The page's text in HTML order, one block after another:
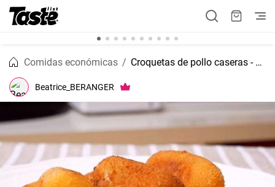
Comidas económicas Croquetas de pollo caseras - Receta de la abuela
Beatrice_BERANGER